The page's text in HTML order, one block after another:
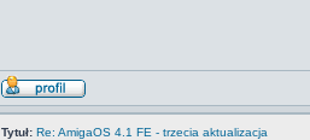
Tytuł: Re: AmigaOS 4.1 FE - trzecia aktualizacja